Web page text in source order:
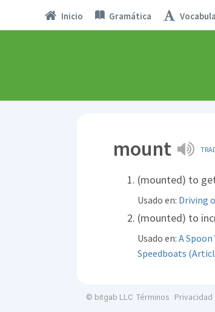
Inicio Gramática
mount
(mounted) to
Usado en: Driving
(mounted) to
Usado en: A Spoon
Speedboats
© bitgab LLC Términos Privacidad